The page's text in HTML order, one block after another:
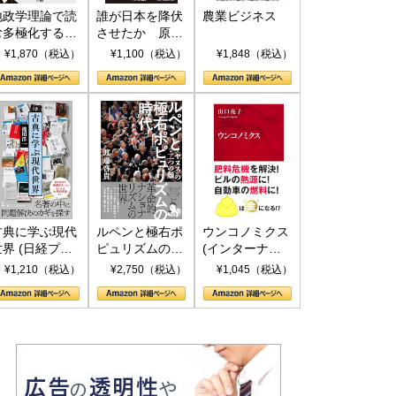
政学理論で読
多極化する世
トランプと
¥1,870（税込）
誰が日本を降伏
させたか 原爆
投下、ソ連参
(PHP新書)
¥1,100（税込）
農業ビジネス
¥1,848（税込）
典に学ぶ現代
界 (日経プレ
アシリーズ)
¥1,210（税込）
ルペンと極右ポ
ピュリズムの時
代：〈ヤヌス〉
¥2,750（税込）
ウンコノミクス
(インターナシ
ョナル新書)
¥1,045（税込）